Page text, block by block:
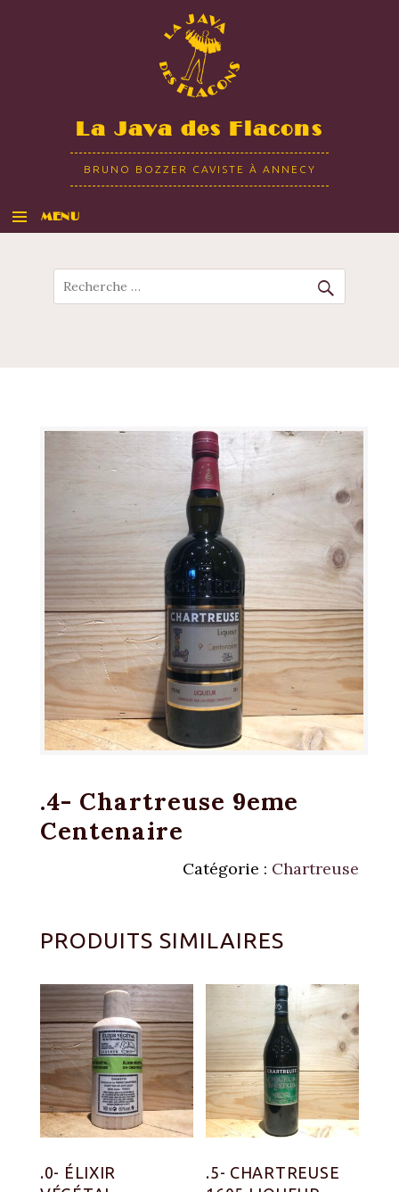
La Java des Flacons
BRUNO BOZZER CAVISTE À ANNECY
MENU
Recherche
.4- Chartreuse 9eme
Centenaire
Catégorie : Chartreuse
PRODUITS SIMILAIRES
.0- ÉLIXIR
.5- CHARTREUSE